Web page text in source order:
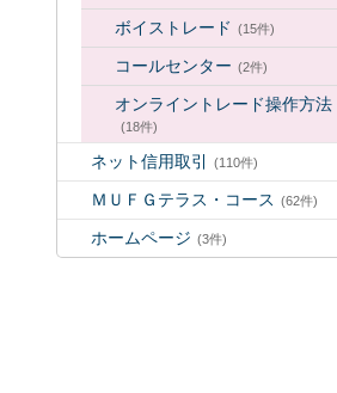
ボイストレード (15件)
コールセンター (2件)
オンライントレード操作方法
(18件)
ネット信用取引 (110件)
ＭＵＦＧテラス・コース (62件)
ホームページ (3件)